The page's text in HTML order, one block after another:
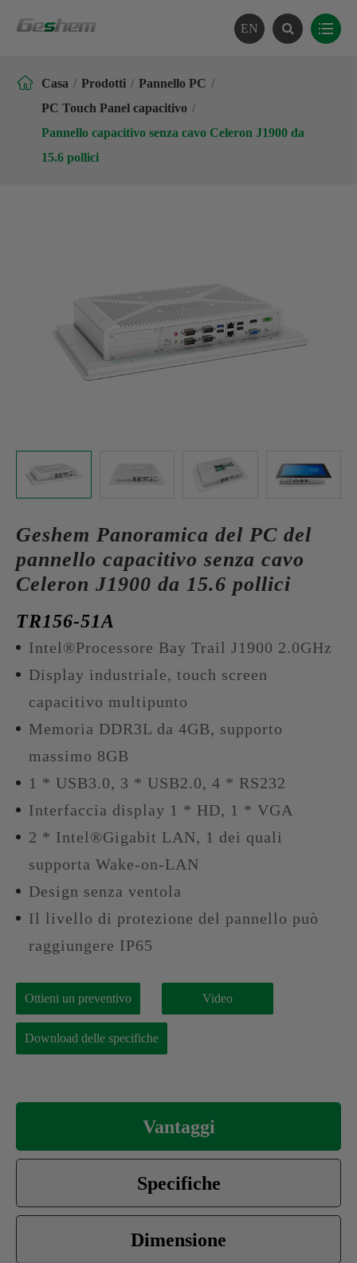
EN
 Casa Prodotti
Pannello PC
PC Touch Panel capacitivo
Pannello capacitivo senza cavo Celeron J1900 da
15.6 pollici
Geshem Panoramica del PC del
pannello capacitivo senza cavo
Celeron J1900 da 15.6 pollici
TR156-51A
Intel®Processore Bay Trail J1900 2.0GHz
Display industriale, touch screen
capacitivo multipunto
Memoria DDR3L da 4GB, supporto
massimo 8GB
1 * USB3.0, 3 * USB2.0, 4 * RS232
Interfaccia display 1 * HD, 1 * VGA
2 * Intel®Gigabit LAN, 1 dei quali
supporta Wake-on-LAN
Design senza ventola
Il livello di protezione del pannello può
raggiungere IP65
Ottieni un preventivo Video
Download delle specifiche
Vantaggi
Specifiche
Dimensione